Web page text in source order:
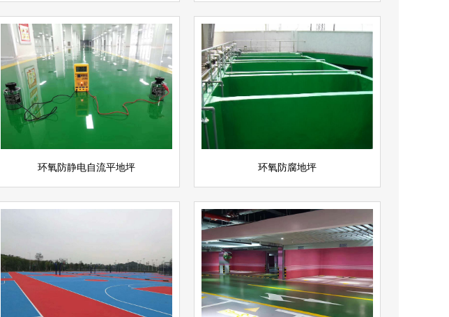
环氧防静电自流平地坪
环氧防静电自流平地坪
环氧地坪
立即询问
环氧防腐地坪
环氧防腐地坪
环氧地坪
查看详情
立即询问
硅PU球场
运动场地坪
立即询问
聚氨脂砂浆地坪
聚氨酯地坪
查看详情
立即询问